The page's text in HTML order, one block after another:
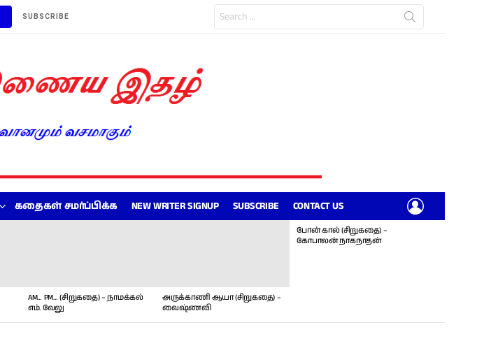
SUBSCRIBE
for:
கதைகள் சமர்ப்பிக்க NEW WRITER SIGNUP SUBSCRIBE CONTACT US
AM… PM… (சிறுகதை) – நாமக்கல்
எம். வேலு
அருக்காணி ஆயா (சிறுகதை) –
வைஷ்ணவி
போன் கால் (சிறுகதை) –
கோபாலன் நாகநாதன்